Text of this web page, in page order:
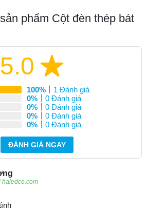
phẩm Cột đèn thép bát
5.0
100%
1 Đánh giá
0%
0 Đánh giá
0%
0 Đánh giá
0%
0 Đánh giá
0% 0 Đánh giá
ĐÁNH GIÁ NGAY